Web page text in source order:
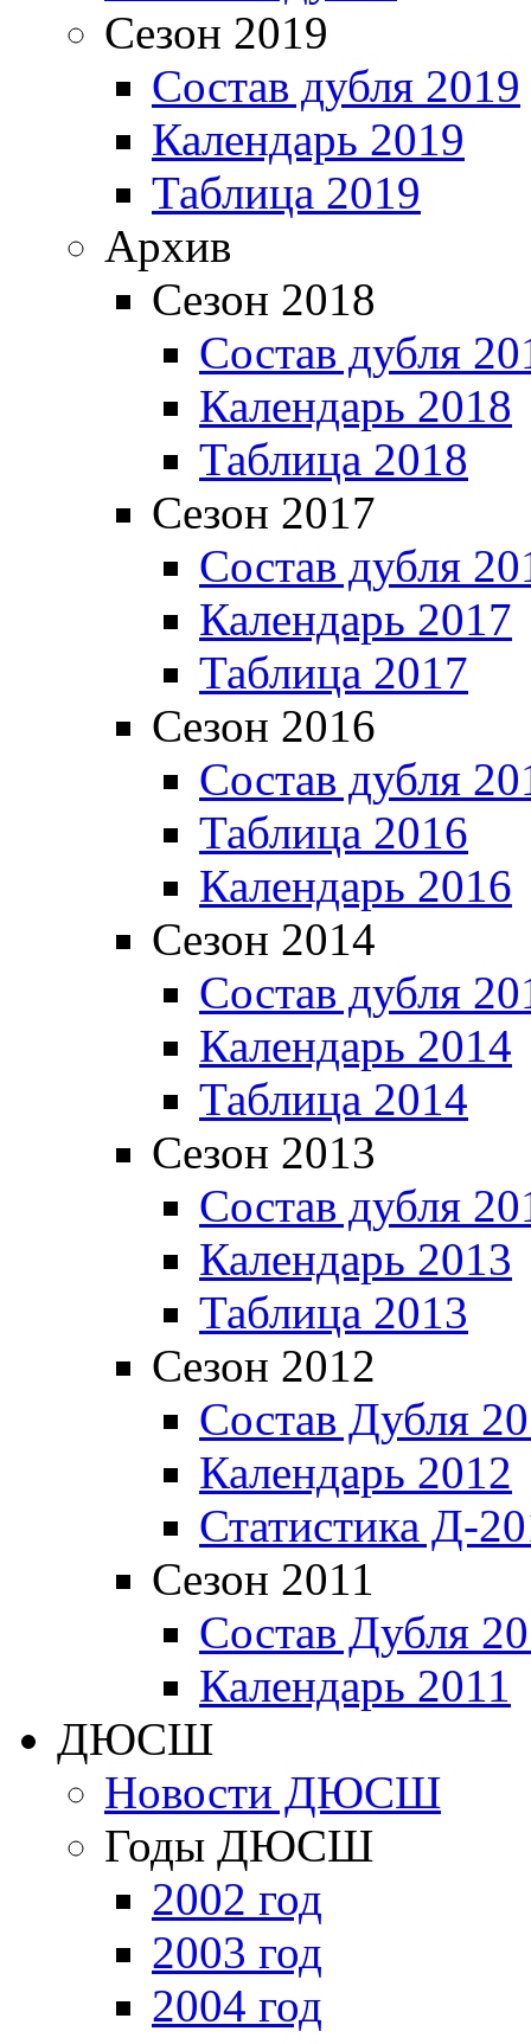
Сезон 2019
Состав дубля 2019
Календарь 2019
Таблица 2019
Архив
Сезон 2018
Состав дубля
Календарь 2018
Таблица 2018
Сезон 2017
Состав дубля
Календарь 2017
Таблица 2017
Сезон 2016
Состав дубля
Таблица 2016
Календарь 2016
Сезон 2014
Состав дубля
Календарь 2014
Таблица 2014
Сезон 2013
Состав дубля
Календарь 2013
Таблица 2013
Сезон 2012
Состав Дубля
Календарь 2012
Статистика Д-
Сезон 2011
Состав Дубля
Календарь 2011
ДЮСШ
Новости ДЮСШ
Годы ДЮСШ
2002 год
2003 год
2004 год